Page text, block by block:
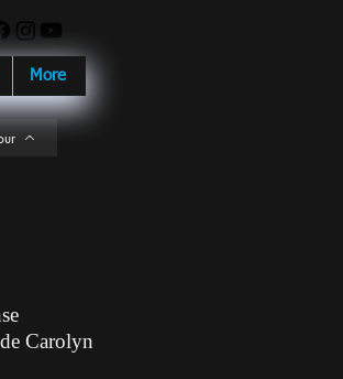
More
Carolyn